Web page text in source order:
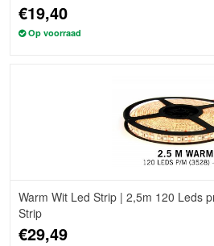
€19,40
Op voorraad
Warm Wit Led Strip | 2,5m 120 Leds
Strip
€29,49